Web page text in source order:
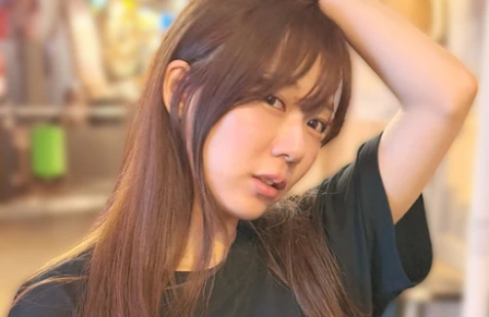
ゲームアイテム
映画アイテム
ジェットコースターアイテム
童夢・零アイテム
甲府星人アイテム
辻秀輝アイテム